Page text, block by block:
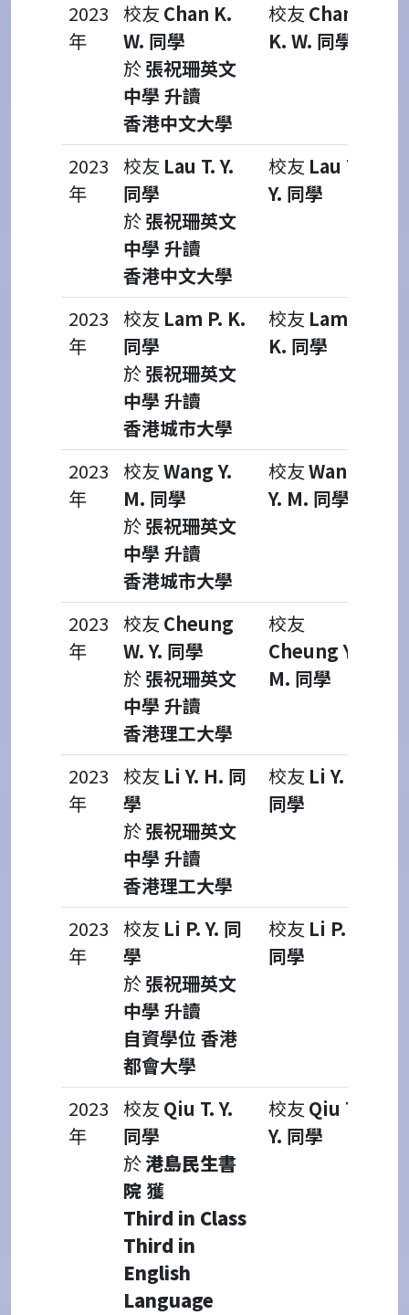
2023
年
校友 Chan K.
W. 同學
於張祝珊英文
中學 升讀
香港中文大學
校友 Chan
K. W. 同學
2023
年
校友 Lau T. Y.
同學
於張祝珊英文
中學 升讀
香港中文大學
校友 Lau T.
Y. 同學
2023
年
校友 Lam P. K.
同學
於張祝珊英文
中學 升讀
香港城市大學
校友 Lam P.
K. 同學
2023
年
校友Wang Y.
M. 同學
於張祝珊英文
中學 升讀
香港城市大學
校友Wang
Y. M. 同學
2023
年
校友 Cheung
W. Y. 同學
於張祝珊英文
中學 升讀
香港理工大學
校友
Cheung Y.
M. 同學
2023
年
校友 Li Y. H. 同
學
於張祝珊英文
中學 升讀
香港理工大學
校友 Li Y. H.
同學
2023
年
校友 Li P. Y. 同
學
於張祝珊英文
中學 升讀
自資學位 香港
都會大學
校友 Li P. Y.
同學
2023
年
校友 Qiu T. Y.
同學
於港島民生書
院 獲
Third in Class
Third in
English
Language
校友 Qiu T.
Y. 同學